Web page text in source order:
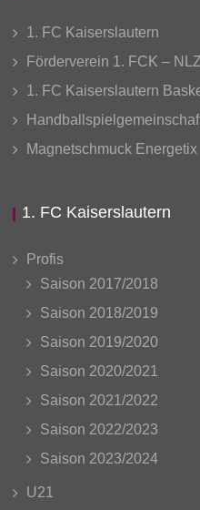
1. FC Kaiserslautern
Förderverein 1. FCK – NLZ
1. FC Kaiserslautern
Magnetschmuck Energetix
1. FC Kaiserslautern
Profis
Saison 2017/2018
Saison 2018/2019
Saison 2019/2020
Saison 2020/2021
Saison 2021/2022
Saison 2022/2023
Saison 2023/2024
U21